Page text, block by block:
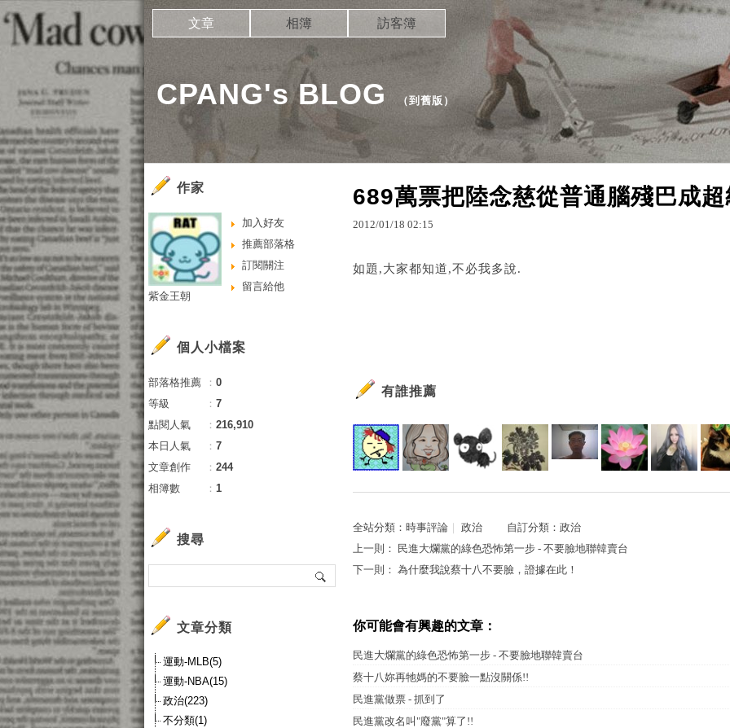
CPANG's BLOG （到舊版 ）
文章 相簿 訪客簿
689萬票把陸念慈從普通腦殘巴成
2012/01/18 02:15
如題,大家都知道,不必我多說.
有誰推薦
全站分類： 時事評論 政治 自訂分類： 政治
上一則：
民進大爛黨的綠色恐怖第一步 - 不要臉地聯韓賣台
下一則： 為什麼我說蔡十八不要臉，證據在此！
你可能會有興趣的文章：
民進大爛黨的綠色恐怖第一步 - 不要臉地聯韓賣台
蔡十八妳再牠媽的不要臉一點沒關係!!
民進黨做票 - 抓到了
民進黨改名叫"廢黨"算了!!
作家
加入好友
推薦部落格
訂閱關注
留言給他
紫金王朝
個人小檔案
部落格推薦 ： 0
等級
： 7
點閱人氣
： 216,910
本日人氣
： 7
文章創作
： 244
相簿數
： 1
搜尋
文章分類
運動-MLB(5)
運動-NBA(15)
政治(223)
不分類(1)